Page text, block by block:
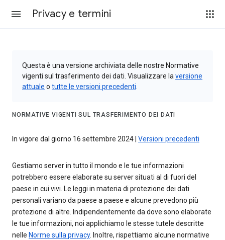
Privacy e termini
Questa è una versione archiviata delle nostre Normative
vigenti sul trasferimento dei dati. Visualizzare la versione
attuale o tutte le versioni precedenti
NORMATIVE VIGENTI SUL TRASFERIMENTO DEI DATI
In vigore dal giorno 16 settembre 2024 | Versioni precedenti
Gestiamo server in tutto il mondo e le tue informazioni
potrebbero essere elaborate su server situati al di fuori del
paese in cui vivi. Le leggi in materia di protezione dei dati
personali variano da paese a paese e alcune prevedono più
protezione di altre. Indipendentemente da dove sono elaborate
le tue informazioni, noi applichiamo le stesse tutele descritte
nelle Norme sulla privacy. Inoltre, rispettiamo alcune normative